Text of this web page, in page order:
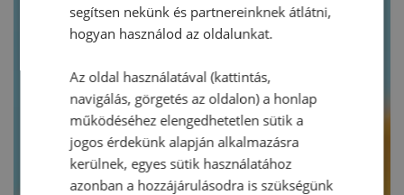
segítsen nekünk és partnereinknek átlátni,
hogyan használod az oldalunkat.
Az oldal használatával (kattintás,
navigálás, görgetés az oldalon) a honlap
működéséhez elengedhetetlen sütik a
jogos érdekünk alapján alkalmazásra
kerülnek, egyes sütik használatához
azonban a hozzájárulásodra is szükségünk